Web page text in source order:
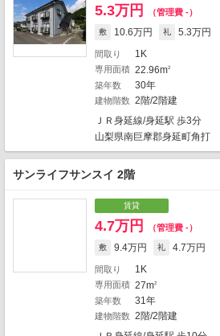
2
5.3万円 （管理費 -）
敷 10.6万円 礼 5.3万円
間取り 1K
専用面積 22.96m2
築年数 30年
建物階数 2階/2階建
ＪＲ身延線/身延駅 歩3分
山梨県南巨摩郡身延町角打
サンライフサンスイ 2階
賃貸
4.7万円 （管理費 -）
敷 9.4万円 礼 4.7万円
間取り 1K
専用面積 27m2
築年数 31年
建物階数 2階/2階建